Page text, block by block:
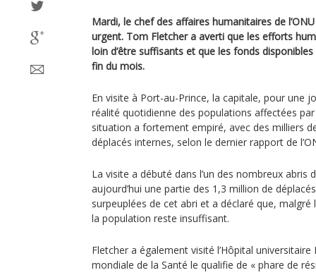
Mardi, le chef des affaires humanitaires de
urgent. Tom Fletcher a averti que les efforts
loin d’être suffisants et que les fonds
fin du mois.
En visite à Port-au-Prince, la capitale, pour une
réalité quotidienne des populations affectées
situation a fortement empiré, avec des milliers
déplacés internes, selon le dernier rapport de
La visite a débuté dans l’un des nombreux abris
aujourd’hui une partie des 1,3 million de
surpeuplées de cet abri et a déclaré que,
la population reste insuffisant.
Fletcher a également visité l’Hôpital universitaire
mondiale de la Santé le qualifie de « phare de